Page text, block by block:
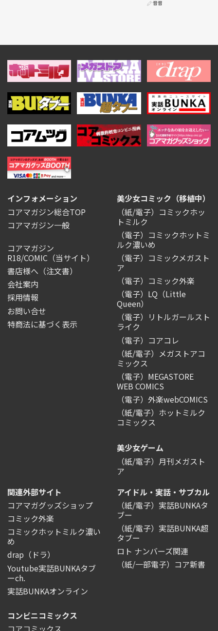
音音
インフォメーション
コアマガジン総合TOP
コアマガジン一般
コアマガジン
R18/COMIC （当サイト）
書店様へ（注文書）
会社案内
採用情報
お問い合せ
特商法に基づく表示
美少女コミック（移植中）
（紙/電子）コミックホッ
トミルク
（電子）コミックホットミ
ルク濃いめ
（電子）コミックメガスト
ア
（電子）コミック外楽
（電子）LQ（Little
Queen）
（電子）リトルガールスト
ライク
（電子）コアコレ
（紙/電子）メガストアコ
ミックス
（電子）MEGASTORE
WEB COMICS
（電子）外楽webCOMICS
（紙/電子）ホットミルク
コミックス
美少女ゲーム
（紙/電子）月刊メガスト
ア
関連外部サイト
コアマガグッズショップ
コミック外楽
コミックホットミルク濃い
め
drap（ドラ）
Youtube実話BUNKAタブ
ーch.
実話BUNKAオンライン
アイドル・実話・サブカル
（紙/電子）実話BUNKAタ
ブー
（紙/電子）実話BUNKA超
タブー
ロト ナンバーズ関連
（紙/一部電子）コア新書
コンビニコミックス
コアコミックス